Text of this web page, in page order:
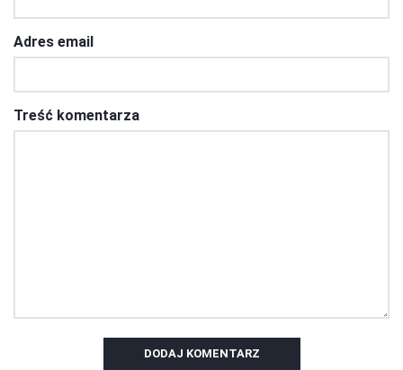
Adres email
Treść komentarza
DODAJ KOMENTARZ